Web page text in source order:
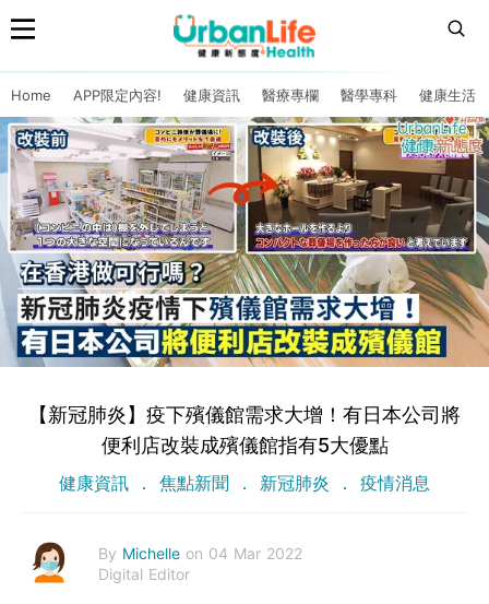
Home APP限定內容! 健康資訊 醫療專欄 醫學專科 健康生活
【新冠肺炎】疫下殯儀館需求大增！有日本公司將
便利店改裝成殯儀館指有5大優點
健康資訊 焦點新聞 新冠肺炎 疫情消息
By Michelle on 04 Mar 2022
Digital Editor